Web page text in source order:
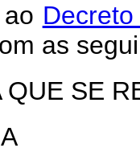
as
QUE SE